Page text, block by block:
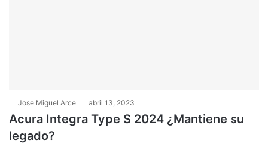
Jose Miguel Arce abril 13, 2023
Acura Integra Type S 2024 ¿Mantiene su
legado?